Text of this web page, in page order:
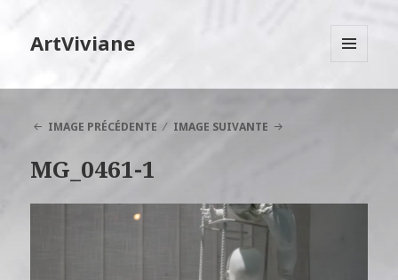
ArtViviane
IMAGE PRÉCÉDENTE
IMAGE SUIVANTE
MG_0461-1